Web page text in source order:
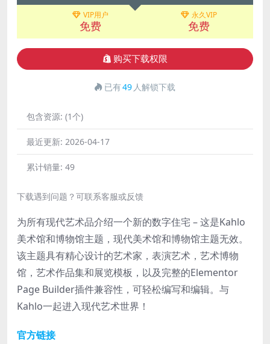
VIP用户
免费
永久VIP
免费
购买下载权限
已有49 人解锁下载
包含资源: (1个)
最近更新: 2026-04-17
累计销量: 49
下载遇到问题？可联系客服或反馈
为所有现代艺术品介绍一个新的数字住宅 – 这是Kahlo
美术馆和博物馆主题，现代美术馆和博物馆主题无效。
该主题具有精心设计的艺术家，表演艺术，艺术博物
馆，艺术作品集和展览模板，以及完整的Elementor
Page Builder插件兼容性，可轻松编写和编辑。与
Kahlo一起进入现代艺术世界！
官方链接